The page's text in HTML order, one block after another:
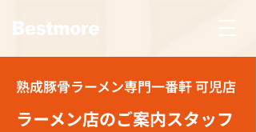
熟成豚骨ラーメン専門一番軒 可児店
ラーメン店のご案内スタッフ